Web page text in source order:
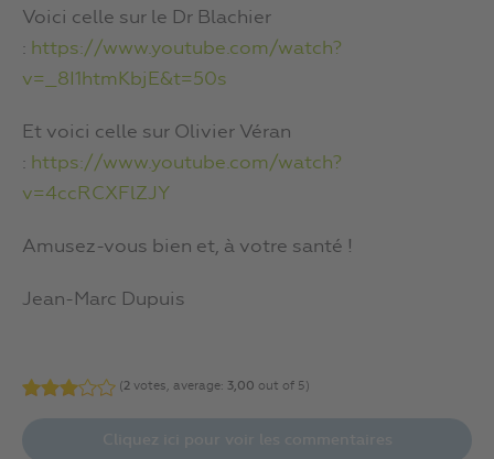
Voici celle sur le Dr Blachier
: https://www.youtube.com/watch?
v=_8I1htmKbjE&t=50s
Et voici celle sur Olivier Véran
: https://www.youtube.com/watch?
v=4ccRCXFlZJY
Amusez-vous bien et, à votre santé !
Jean-Marc Dupuis
(2 votes, average: 3,00 out of 5)